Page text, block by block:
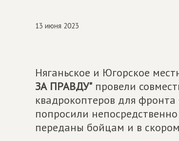
13 июня 2023
Няганьское и Югорское
ЗА ПРАВДУ" провели
квадрокоптеров для
попросили
переданы бойцам и в